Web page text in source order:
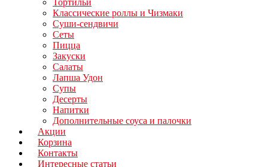
Тортильи
Классические роллы и Чизмаки
Суши-сендвичи
Сеты
Пицца
Закуски
Салаты
Лапша Удон
Супы
Десерты
Напитки
Дополнительные соуса и палочки
Акции
Корзина
Контакты
Интересные статьи